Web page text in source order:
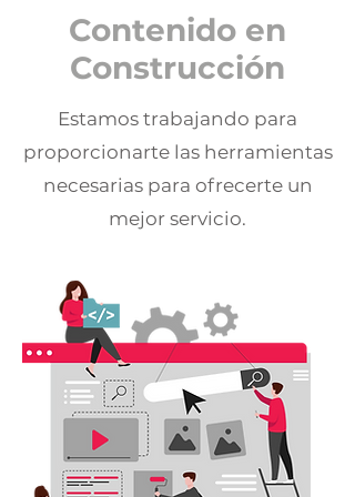
Contenido en
Construcción
Estamos trabajando para
proporcionarte las herramientas
necesarias para ofrecerte un
mejor servicio.